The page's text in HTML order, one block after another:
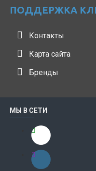
ПОДДЕРЖКА
Контакты
Карта сайта
Бренды
МЫ В СЕТИ